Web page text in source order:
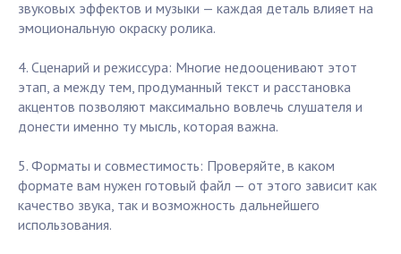
звуковых эффектов и музыки — каждая деталь влияет на
эмоциональную окраску ролика.
4. Сценарий и режиссура: Многие недооценивают этот
этап, а между тем, продуманный текст и расстановка
акцентов позволяют максимально вовлечь слушателя и
донести именно ту мысль, которая важна.
5. Форматы и совместимость: Проверяйте, в каком
формате вам нужен готовый файл — от этого зависит как
качество звука, так и возможность дальнейшего
использования.